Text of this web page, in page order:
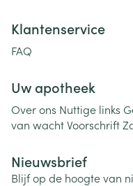
Klantenservice
FAQ
Uw apotheek
Over ons Nuttige links
van wachtVoorschrift
Nieuwsbrief
Blijf op de hoogte van